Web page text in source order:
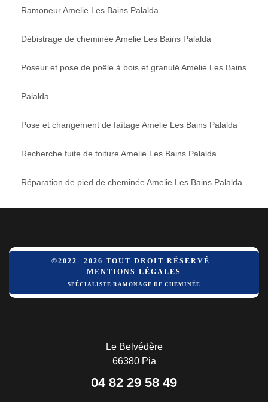
Ramoneur Amelie Les Bains Palalda
Débistrage de cheminée Amelie Les Bains Palalda
Poseur et pose de poêle à bois et granulé Amelie Les Bains
Palalda
Pose et changement de faîtage Amelie Les Bains Palalda
Recherche fuite de toiture Amelie Les Bains Palalda
Réparation de pied de cheminée Amelie Les Bains Palalda
©2022- 2026 TOUT DROIT RÉSERVÉ -
MENTIONS LÉGALES
SPÉCIALISTE RAMONAGE DE CHEMINÉE
Le Belvédère
66380 Pia
04 82 29 58 49